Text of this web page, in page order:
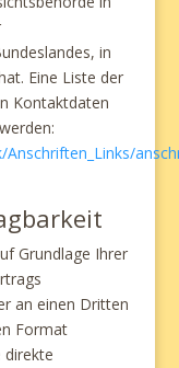
in
Eine Liste der
Kontaktdaten
Grundlage Ihrer
an einen Dritten
Format
direkte